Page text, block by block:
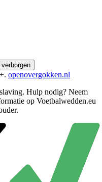
openovergokken.nl
Hulp nodig? Neem
op Voetbalwedden.eu